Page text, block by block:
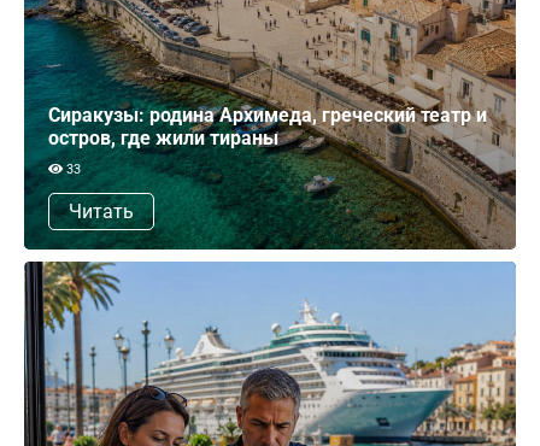
Сиракузы: родина Архимеда, греческий театр и
остров, где жили тираны
33
Читать